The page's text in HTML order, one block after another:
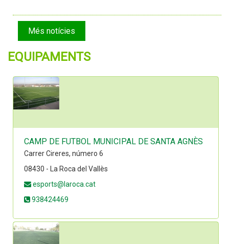
Més notícies
EQUIPAMENTS
CAMP DE FUTBOL MUNICIPAL DE SANTA AGNÈS
Carrer Cireres, número 6
08430 - La Roca del Vallès
esports@laroca.cat
938424469